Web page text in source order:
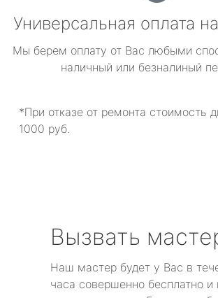
Универсальная оплата
Мы берем оплату от Вас любыми
наличный или безналиный
*При отказе от ремонта стоимость
1000 руб.
Вызвать
Наш мастер будет у Вас в
часа совершенно бесплатно и